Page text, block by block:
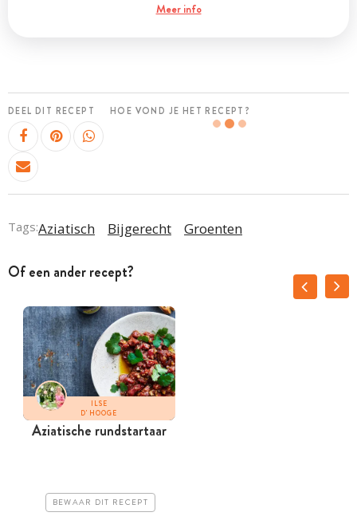
Meer info
DEEL DIT RECEPT HOE VOND JE HET RECEPT?
Tags:Aziatisch Bijgerecht Groenten
Of een ander recept?
ILSE
D'HOOGE
Aziatische rundstartaar
BEWAAR DIT RECEPT